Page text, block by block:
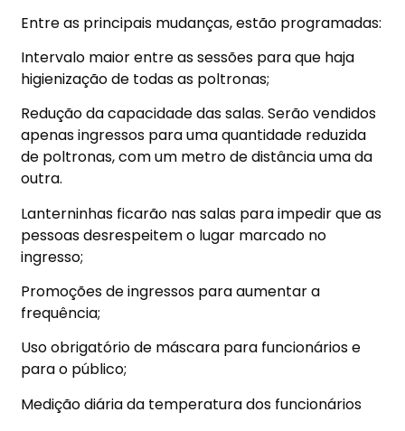
Entre as principais mudanças, estão programadas:
Intervalo maior entre as sessões para que haja
higienização de todas as poltronas;
Redução da capacidade das salas. Serão vendidos
apenas ingressos para uma quantidade reduzida
de poltronas, com um metro de distância uma da
outra.
Lanterninhas ficarão nas salas para impedir que as
pessoas desrespeitem o lugar marcado no
ingresso;
Promoções de ingressos para aumentar a
frequência;
Uso obrigatório de máscara para funcionários e
para o público;
Medição diária da temperatura dos funcionários